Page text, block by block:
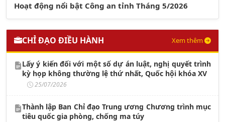
Hoạt động nổi bật Công an tỉnh Tháng 5/2026
CHỈ ĐẠO ĐIỀU HÀNH Xem thêm
Lấy ý kiến đối với một số dự án luật, nghị quyết trình
kỳ họp không thường lệ thứ nhất, Quốc hội khóa XV
25/07/2026
Thành lập Ban Chỉ đạo Trung ương Chương trình mục
tiêu quốc gia phòng, chống ma túy